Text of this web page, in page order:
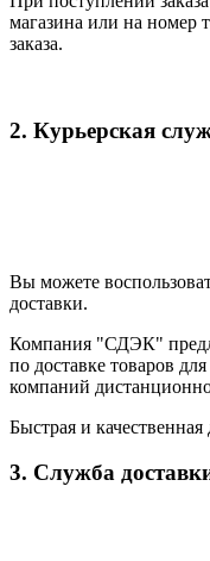
магазина или на номер
заказа.
2. Курьерская
Вы можете
доставки.
Компания "СДЭК"
по доставке товаров
компаний
Быстрая и
3. Служба